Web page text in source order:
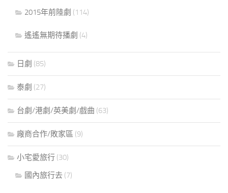
2015年前陸劇 (114)
遙遙無期待播劇 (4)
日劇 (85)
泰劇 (27)
台劇/港劇/英美劇/戲曲 (63)
廠商合作/敗家區 (9)
小宅愛旅行 (30)
國內旅行去 (7)